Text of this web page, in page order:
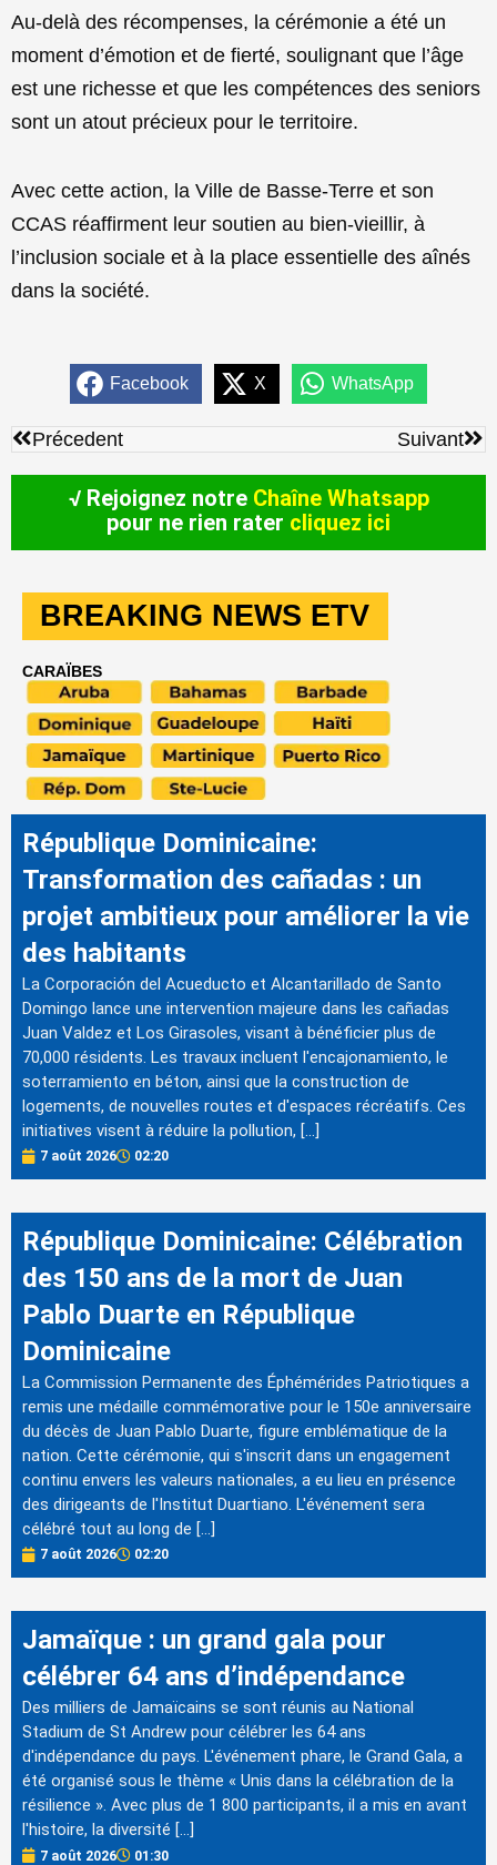
Au-delà des récompenses, la cérémonie a été un
moment d’émotion et de fierté, soulignant que l’âge
est une richesse et que les compétences des seniors
sont un atout précieux pour le territoire.
Avec cette action, la Ville de Basse-Terre et son
CCAS réaffirment leur soutien au bien-vieillir, à
l’inclusion sociale et à la place essentielle des aînés
dans la société.
Facebook X WhatsApp
Précédent
Précedent Suivant
√ Rejoignez notre Chaîne Whatsapp
pour ne rien rater cliquez ici
BREAKING NEWS ETV
CARAÏBES
République Dominicaine:
Transformation des cañadas : un
projet ambitieux pour améliorer la vie
des habitants
La Corporación del Acueducto et Alcantarillado de Santo
Domingo lance une intervention majeure dans les cañadas
Juan Valdez et Los Girasoles, visant à bénéficier plus de
70,000 résidents. Les travaux incluent l'encajonamiento, le
soterramiento en béton, ainsi que la construction de
logements, de nouvelles routes et d'espaces récréatifs. Ces
initiatives visent à réduire la pollution, […]
7 août 2026 02:20
République Dominicaine: Célébration
des 150 ans de la mort de Juan
Pablo Duarte en République
Dominicaine
La Commission Permanente des Éphémérides Patriotiques a
remis une médaille commémorative pour le 150e anniversaire
du décès de Juan Pablo Duarte, figure emblématique de la
nation. Cette cérémonie, qui s'inscrit dans un engagement
continu envers les valeurs nationales, a eu lieu en présence
des dirigeants de l'Institut Duartiano. L'événement sera
célébré tout au long de […]
7 août 2026 02:20
Jamaïque : un grand gala pour
célébrer 64 ans d’indépendance
Des milliers de Jamaïcains se sont réunis au National
Stadium de St Andrew pour célébrer les 64 ans
d'indépendance du pays. L'événement phare, le Grand Gala, a
été organisé sous le thème « Unis dans la célébration de la
résilience ». Avec plus de 1 800 participants, il a mis en avant
l'histoire, la diversité […]
7 août 2026 01:30